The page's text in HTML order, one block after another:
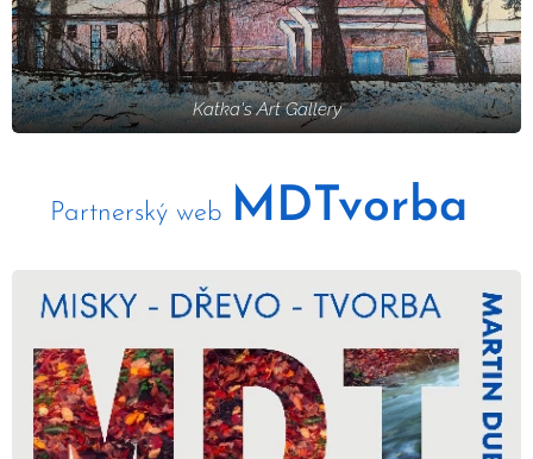
Katka's Art Gallery
Partnerský web MDTvorba